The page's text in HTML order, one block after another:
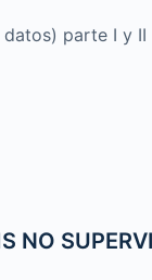
parte I y II
NO